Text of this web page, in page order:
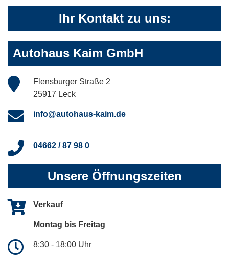
Ihr Kontakt zu uns:
Autohaus Kaim GmbH
Flensburger Straße 2
25917 Leck
info@autohaus-kaim.de
04662 / 87 98 0
Unsere Öffnungszeiten
Verkauf
Montag bis Freitag
8:30 - 18:00 Uhr